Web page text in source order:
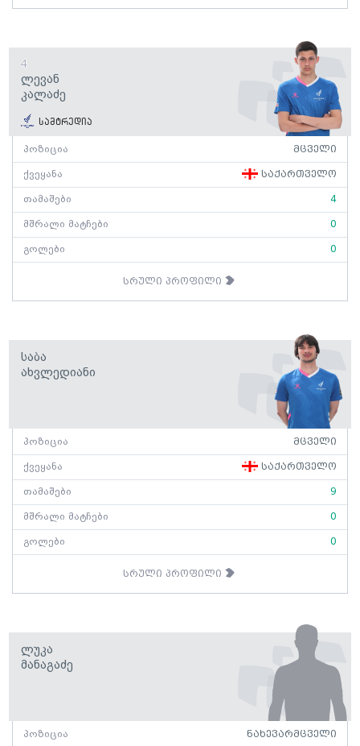
4
Ლევან
Კალაძე
სამტრედია
პოზიცია მცველი
ქვეყანა საქართველო
თამაშები 4
მშრალი მატჩები 0
გოლები 0
სრული პროფილი
Საბა
Ახვლედიანი
პოზიცია მცველი
ქვეყანა საქართველო
თამაშები 9
მშრალი მატჩები 0
გოლები 0
სრული პროფილი
Ლუკა
Მანაგაძე
პოზიცია ნახევარმცველი